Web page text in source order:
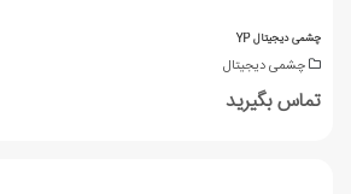
چشمی دیجیتال YP
چشمی دیجیتال
تماس بگیرید